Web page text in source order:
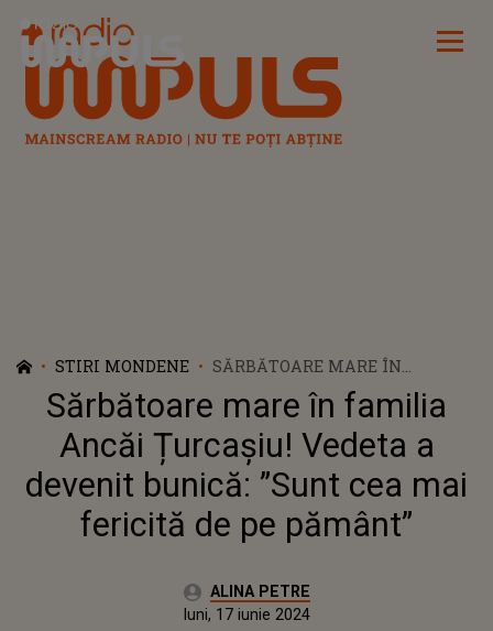
Radio Impuls
STIRI MONDENE
SĂRBĂTOARE MARE ÎN
FAMILIA ANCĂI ȚURCAȘIU!
VEDETA A DEVENIT BUNICĂ:
”SUNT CEA MAI FERICITĂ DE PE
PĂMÂNT”
Sărbătoare mare în familia
Ancăi Țurcașiu! Vedeta a
devenit bunică: ”Sunt cea mai
fericită de pe pământ”
Autor:ALINA PETRE
Actualizat:
luni, 17 iunie 2024